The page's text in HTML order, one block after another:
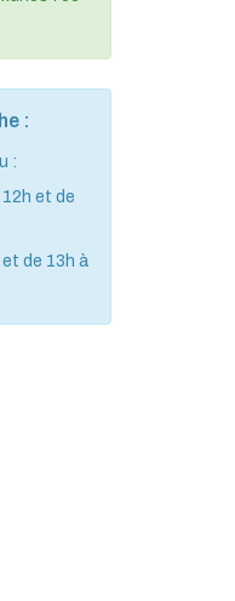
:
:
12h et de
et de 13h à